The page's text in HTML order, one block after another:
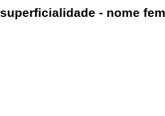
superficialidade - nome